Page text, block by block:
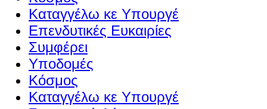
Καταγγέλω κε Υπουργέ
Επενδυτικές Ευκαιρίες
Συμφέρει
Υποδομές
Κόσμος
Καταγγέλω κε Υπουργέ